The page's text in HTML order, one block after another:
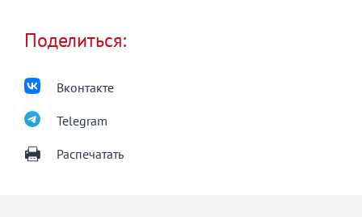
Поделиться:
Вконтакте
Telegram
Распечатать